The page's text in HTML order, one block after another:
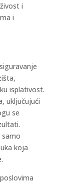
i
i
isplativost.
uključujući
se
koja